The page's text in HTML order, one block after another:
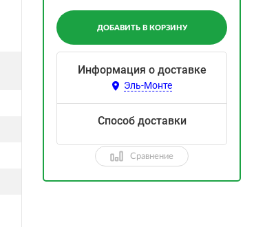
ДОБАВИТЬ В КОРЗИНУ
Информация о доставке
Эль-Монте
Способ доставки
Сравнение